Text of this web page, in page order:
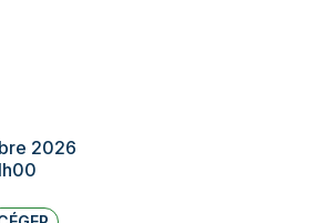
2026